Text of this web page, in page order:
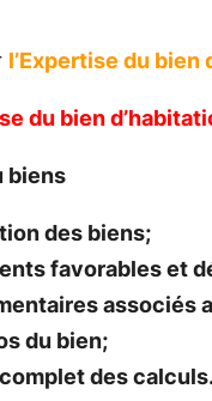
l’Expertise du
du bien
biens
des biens;
favorables et
associés
du bien;
des